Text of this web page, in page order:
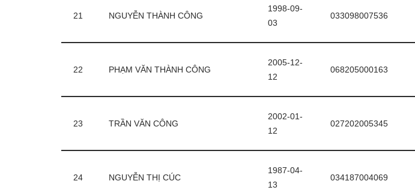
21 NGUYỄN THÀNH CÔNG
1998-09-
03
033098007536
22 PHẠM VĂN THÀNH CÔNG
2005-12-
12
068205000163
23 TRẦN VĂN CÔNG
2002-01-
12
027202005345
24 NGUYỄN THỊ CÚC
1987-04-
13
034187004069